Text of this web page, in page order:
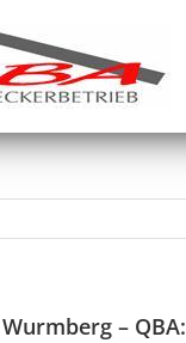
– QBA: